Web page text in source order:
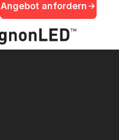
Angebot anfordern